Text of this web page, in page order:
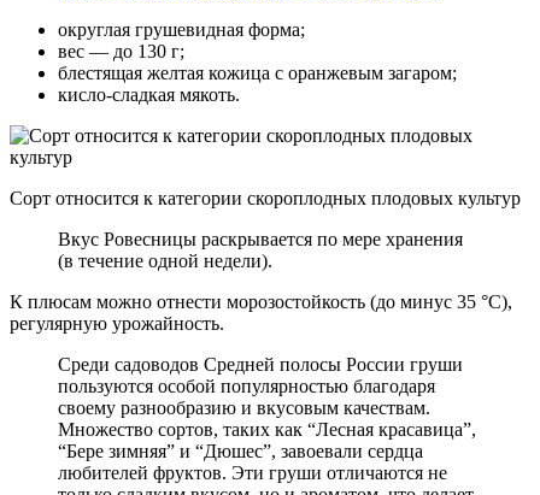
округлая грушевидная форма;
вес — до 130 г;
блестящая желтая кожица с оранжевым загаром;
кисло-сладкая мякоть.
Сорт относится к категории скороплодных плодовых культур
Вкус Ровесницы раскрывается по мере хранения
(в течение одной недели).
К плюсам можно отнести морозостойкость (до минус 35 °C),
регулярную урожайность.
Среди садоводов Средней полосы России груши
пользуются особой популярностью благодаря
своему разнообразию и вкусовым качествам.
Множество сортов, таких как “Лесная красавица”,
“Бере зимняя” и “Дюшес”, завоевали сердца
любителей фруктов. Эти груши отличаются не